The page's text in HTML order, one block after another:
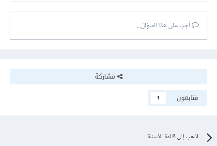
أجب على هذا السؤال...
مشاركة
متابعون
1
اذهب إلى قائمة الأسئلة